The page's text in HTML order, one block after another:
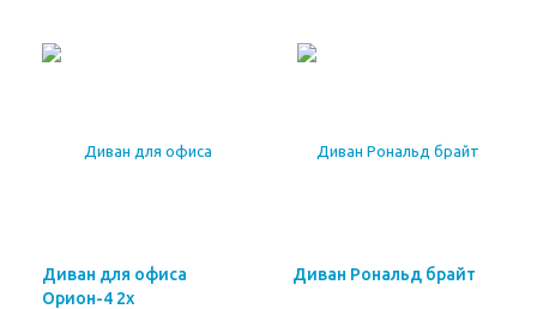
Диван для офиса
Орион-4 2х
Диван Рональд брайт